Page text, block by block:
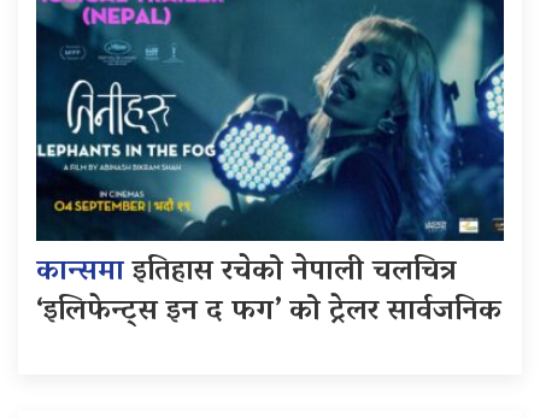
कान्समाइतिहास रचेको नेपाली चलचित्र
‘इलिफेन्ट्स इन द फग’ को ट्रेलर सार्वजनिक